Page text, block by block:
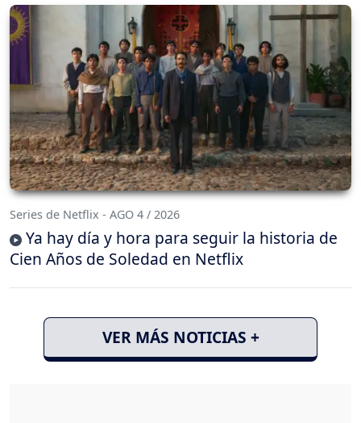
Series de Netflix - AGO 4 / 2026
Ya hay día y hora para seguir la historia de
Cien Años de Soledad en Netflix
VER MÁS NOTICIAS +